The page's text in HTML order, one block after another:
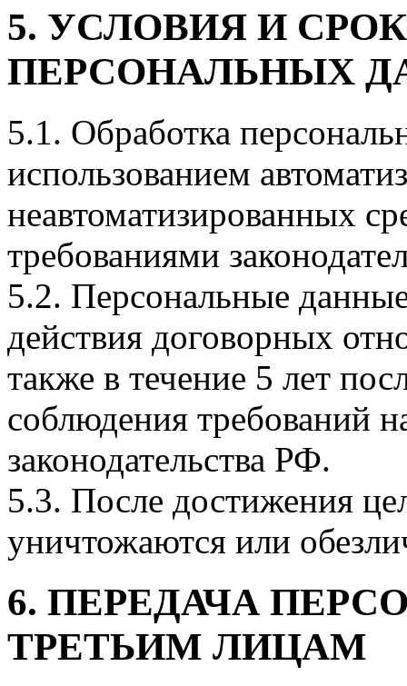
5. УСЛОВИЯ И
ПЕРСОНАЛЬНЫХ
5.1. Обработка
использованием
неавтоматизированных
требованиями
5.2. Персональные
действия договорных
также в течение 5 лет
соблюдения требований
законодательства РФ.
5.3. После достижения
уничтожаются или
6. ПЕРЕДАЧА
ТРЕТЬИМ ЛИЦАМ